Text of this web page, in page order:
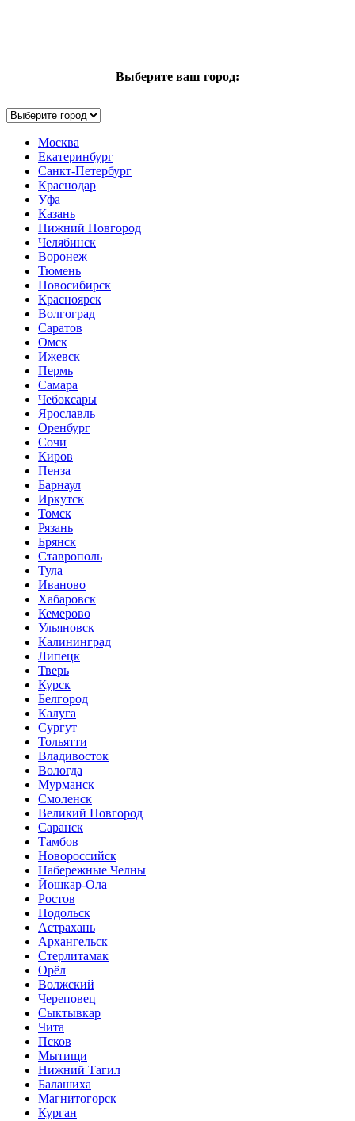
Выберите ваш город:
Москва
Екатеринбург
Санкт-Петербург
Краснодар
Уфа
Казань
Нижний Новгород
Челябинск
Воронеж
Тюмень
Новосибирск
Красноярск
Волгоград
Саратов
Омск
Ижевск
Пермь
Самара
Чебоксары
Ярославль
Оренбург
Сочи
Киров
Пенза
Барнаул
Иркутск
Томск
Рязань
Брянск
Ставрополь
Тула
Иваново
Хабаровск
Кемерово
Ульяновск
Калининград
Липецк
Тверь
Курск
Белгород
Калуга
Сургут
Тольятти
Владивосток
Вологда
Мурманск
Смоленск
Великий Новгород
Саранск
Тамбов
Новороссийск
Набережные Челны
Йошкар-Ола
Ростов
Подольск
Астрахань
Архангельск
Стерлитамак
Орёл
Волжский
Череповец
Сыктывкар
Чита
Псков
Мытищи
Нижний Тагил
Балашиха
Магнитогорск
Курган